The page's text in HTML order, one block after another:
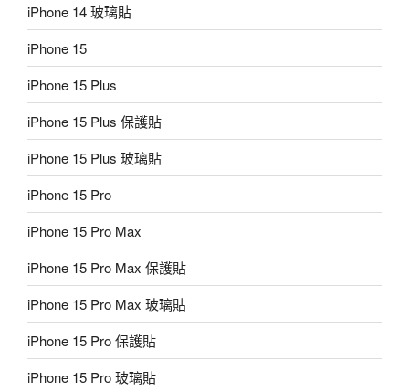
iPhone 14 玻璃貼
iPhone 15
iPhone 15 Plus
iPhone 15 Plus 保護貼
iPhone 15 Plus 玻璃貼
iPhone 15 Pro
iPhone 15 Pro Max
iPhone 15 Pro Max 保護貼
iPhone 15 Pro Max 玻璃貼
iPhone 15 Pro 保護貼
iPhone 15 Pro 玻璃貼